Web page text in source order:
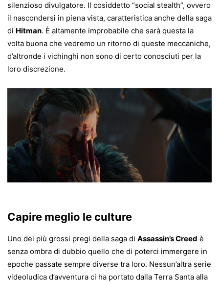
silenzioso divulgatore. Il cosiddetto “social stealth”, ovvero
il nascondersi in piena vista, caratteristica anche della saga
di Hitman. È altamente improbabile che sarà questa la
volta buona che vedremo un ritorno di queste meccaniche,
d’altronde i vichinghi non sono di certo conosciuti per la
loro discrezione.
Capire meglio le culture
Uno dei più grossi pregi della saga di Assassin’s Creed è
senza ombra di dubbio quello che di poterci immergere in
epoche passate sempre diverse tra loro. Nessun’altra serie
videoludica d’avventura ci ha portato dalla Terra Santa alla